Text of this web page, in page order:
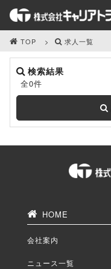
TOP 求人一覧
検索結果
全0件
HOME
会社案内
ニュース一覧